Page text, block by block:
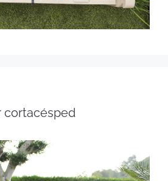
cortacésped